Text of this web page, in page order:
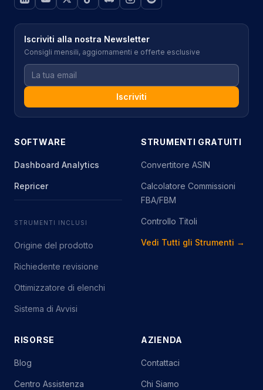
Iscriviti alla nostra Newsletter
Consigli mensili, aggiornamenti e offerte esclusive
Iscriviti
SOFTWARE
Dashboard Analytics
Repricer
STRUMENTI INCLUSI
Origine del prodotto
Richiedente revisione
Ottimizzatore di elenchi
Sistema di Avvisi
STRUMENTI GRATUITI
Convertitore ASIN
Calcolatore Commissioni
FBA/FBM
Controllo Titoli
Vedi Tutti gli Strumenti →
RISORSE
Blog
Centro Assistenza
AZIENDA
Contattaci
Chi Siamo